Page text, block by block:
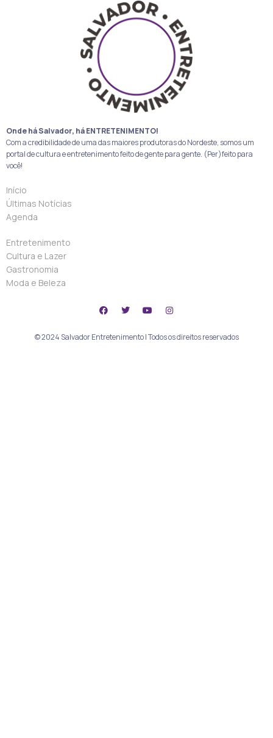
Onde há Salvador, há ENTRETENIMENTO!
Com a credibilidade de uma das maiores produtoras do Nordeste, somos um
portal de cultura e entretenimento feito de gente para gente. (Per)feito para
você!
Início
Últimas Notícias
Agenda
Entretenimento
Cultura e Lazer
Gastronomia
Moda e Beleza
© 2024 Salvador Entretenimento | Todos os direitos reservados